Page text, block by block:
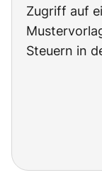
Zugriff auf
Steuern in